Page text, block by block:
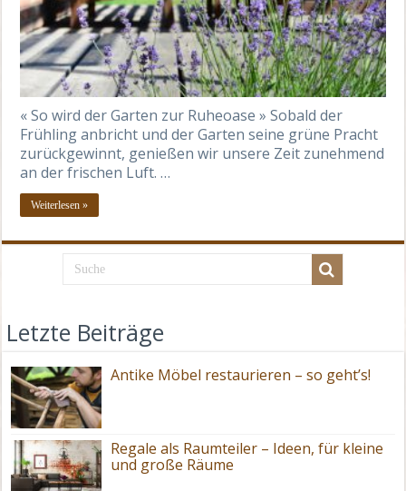
« So wird der Garten zur Ruheoase » Sobald der
Frühling anbricht und der Garten seine grüne Pracht
zurückgewinnt, genießen wir unsere Zeit zunehmend
an der frischen Luft. …
Weiterlesen »
Letzte Beiträge
Antike Möbel restaurieren – so geht’s!
Regale als Raumteiler – Ideen, für kleine
und große Räume